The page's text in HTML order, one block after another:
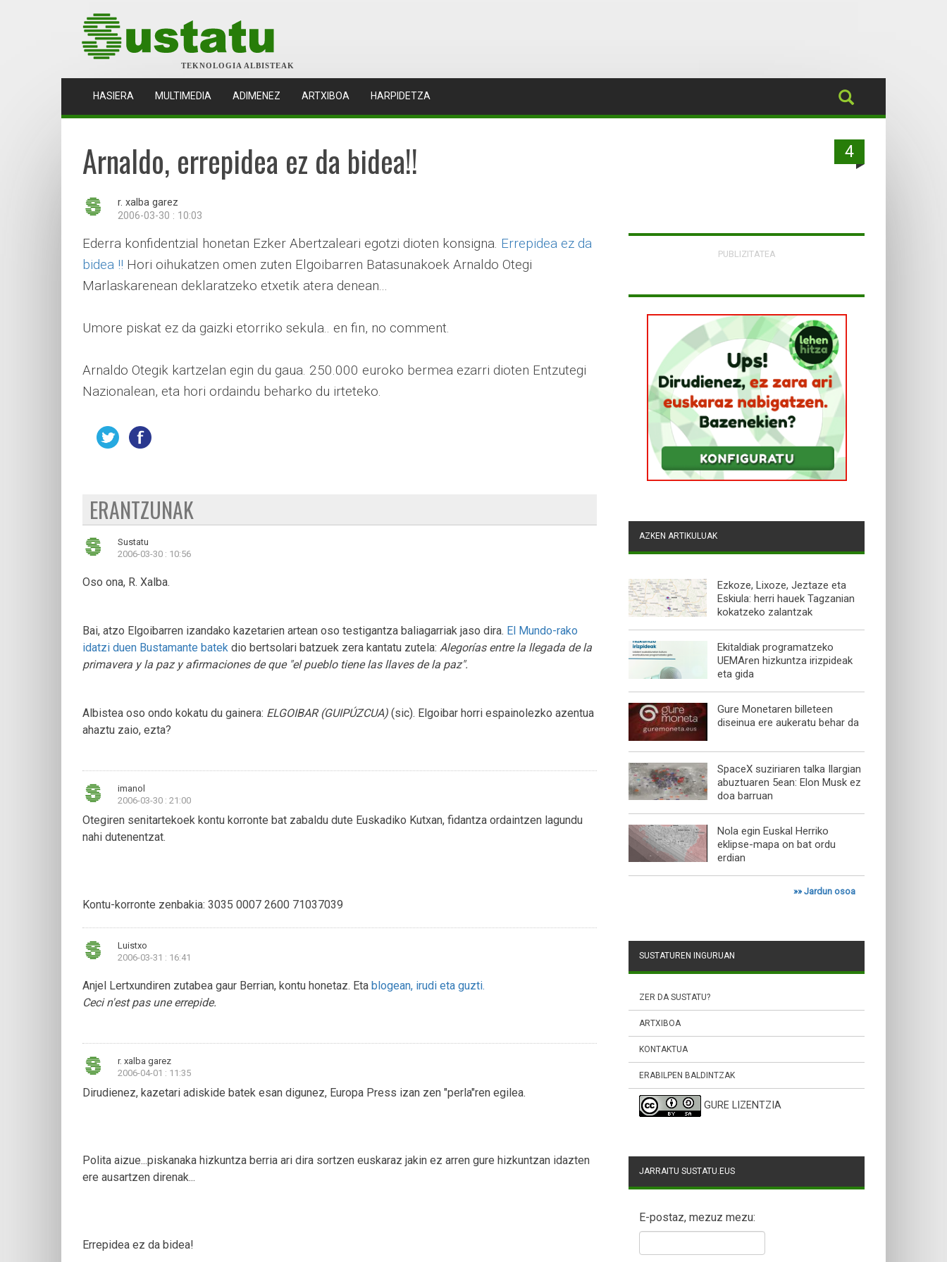
TEKNOLOGIA ALBISTEAK
HASIERA (CURRENT)
MULTIMEDIA ADIMENEZ ARTXIBOA HARPIDETZA
4
Arnaldo, errepidea ez da bidea!!
r. xalba garez
2006-03-30 : 10:03
Ederra konfidentzial honetan Ezker Abertzaleari egotzi dioten konsigna. Errepidea ez da
bidea !! Hori oihukatzen omen zuten Elgoibarren Batasunakoek Arnaldo Otegi
Marlaskarenean deklaratzeko etxetik atera denean...
Umore piskat ez da gaizki etorriko sekula.. en fin, no comment.
Arnaldo Otegik kartzelan egin du gaua. 250.000 euroko bermea ezarri dioten Entzutegi
Nazionalean, eta hori ordaindu beharko du irteteko.
ERANTZUNAK
Sustatu
2006-03-30 : 10:56
Oso ona, R. Xalba.
Bai, atzo Elgoibarren izandako kazetarien artean oso testigantza baliagarriak jaso dira. El Mundo-rako
idatzi duen Bustamante batek dio bertsolari batzuek zera kantatu zutela: Alegorías entre la llegada de la
primavera y la paz y afirmaciones de que "el pueblo tiene las llaves de la paz".
Albistea oso ondo kokatu du gainera: ELGOIBAR (GUIPÚZCUA) (sic). Elgoibar horri espainolezko azentua
ahaztu zaio, ezta?
imanol
2006-03-30 : 21:00
Otegiren senitartekoek kontu korronte bat zabaldu dute Euskadiko Kutxan, fidantza ordaintzen lagundu
nahi dutenentzat.
Kontu-korronte zenbakia: 3035 0007 2600 71037039
Luistxo
2006-03-31 : 16:41
Anjel Lertxundiren zutabea gaur Berrian, kontu honetaz. Eta blogean, irudi eta guzti.
Ceci n'est pas une errepide.
r. xalba garez
2006-04-01 : 11:35
Dirudienez, kazetari adiskide batek esan digunez, Europa Press izan zen "perla"ren egilea.
Polita aizue...piskanaka hizkuntza berria ari dira sortzen euskaraz jakin ez arren gure hizkuntzan idazten
ere ausartzen direnak...
Errepidea ez da bidea!
PUBLIZITATEA
AZKEN ARTIKULUAK
Ezkoze, Lixoze, Jeztaze eta
Eskiula: herri hauek Tagzanian
kokatzeko zalantzak
Ekitaldiak programatzeko
UEMAren hizkuntza irizpideak
eta gida
Gure Monetaren billeteen
diseinua ere aukeratu behar da
SpaceX suziriaren talka Ilargian
abuztuaren 5ean: Elon Musk ez
doa barruan
Nola egin Euskal Herriko
eklipse-mapa on bat ordu
erdian
»»Jardun osoa
SUSTATUREN INGURUAN
ZER DA SUSTATU?
ARTXIBOA
KONTAKTUA
ERABILPEN BALDINTZAK
GURE LIZENTZIA
JARRAITU SUSTATU.EUS
E-postaz, mezuz mezu: